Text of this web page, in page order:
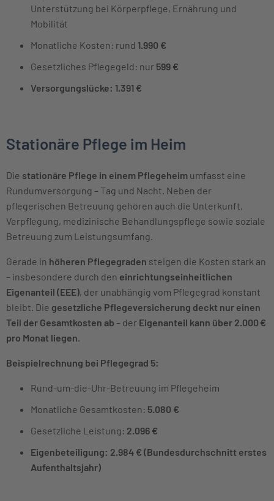
Unterstützung bei Körperpflege, Ernährung und
Mobilität
Monatliche Kosten: rund 1.990 €
Gesetzliches Pflegegeld: nur 599 €
Versorgungslücke: 1.391 €
Stationäre Pflege im Heim
Die stationäre Pflege in einem Pflegeheim umfasst eine
Rundumversorgung – Tag und Nacht. Neben der
pflegerischen Betreuung gehören auch die Unterkunft,
Verpflegung, medizinische Behandlungspflege sowie soziale
Betreuung zum Leistungsumfang.
Gerade in höheren Pflegegraden steigen die Kosten stark an
– insbesondere durch den einrichtungseinheitlichen
Eigenanteil (EEE), der unabhängig vom Pflegegrad konstant
bleibt. Die gesetzliche Pflegeversicherung deckt nur einen
Teil der Gesamtkosten ab – der Eigenanteil kann über 2.000 €
pro Monat liegen.
Beispielrechnung bei Pflegegrad 5:
Rund-um-die-Uhr-Betreuung im Pflegeheim
Monatliche Gesamtkosten: 5.080 €
Gesetzliche Leistung: 2.096 €
Eigenbeteiligung: 2.984 € (Bundesdurchschnitt erstes
Aufenthaltsjahr)